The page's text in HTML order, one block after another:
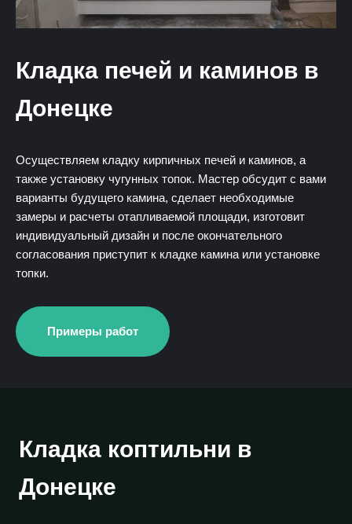
Кладка печей и каминов в
Донецке
Осуществляем кладку кирпичных печей и каминов, а
также установку чугунных топок. Мастер обсудит с вами
варианты будущего камина, сделает необходимые
замеры и расчеты отапливаемой площади, изготовит
индивидуальный дизайн и после окончательного
согласования приступит к кладке камина или установке
топки.
Примеры работ
Кладка коптильни в
Донецке